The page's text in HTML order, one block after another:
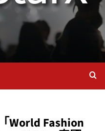
World Fashion